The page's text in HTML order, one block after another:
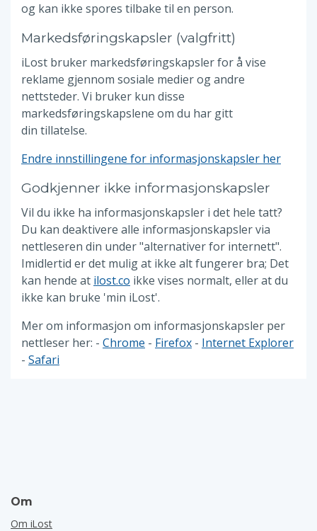
og kan ikke spores tilbake til en person.
Markedsføringskapsler (valgfritt)
iLost bruker markedsføringskapsler for å vise
reklame gjennom sosiale medier og andre
nettsteder. Vi bruker kun disse
markedsføringskapslene om du har gitt
din tillatelse.
Endre innstillingene for informasjonskapsler her
Godkjenner ikke informasjonskapsler
Vil du ikke ha informasjonskapsler i det hele tatt?
Du kan deaktivere alle informasjonskapsler via
nettleseren din under "alternativer for internett".
Imidlertid er det mulig at ikke alt fungerer bra; Det
kan hende at ilost.co ikke vises normalt, eller at du
ikke kan bruke 'min iLost'.
Mer om informasjon om informasjonskapsler per
nettleser her: - Chrome - Firefox - Internet Explorer
- Safari
Om
Om iLost